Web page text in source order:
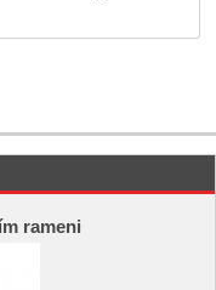
rameni